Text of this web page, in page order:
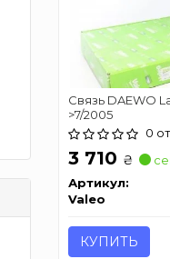
Связь DAEWO
>7/2005
0
3 710 ₴
Артикул:
Valeo
КУПИТЬ